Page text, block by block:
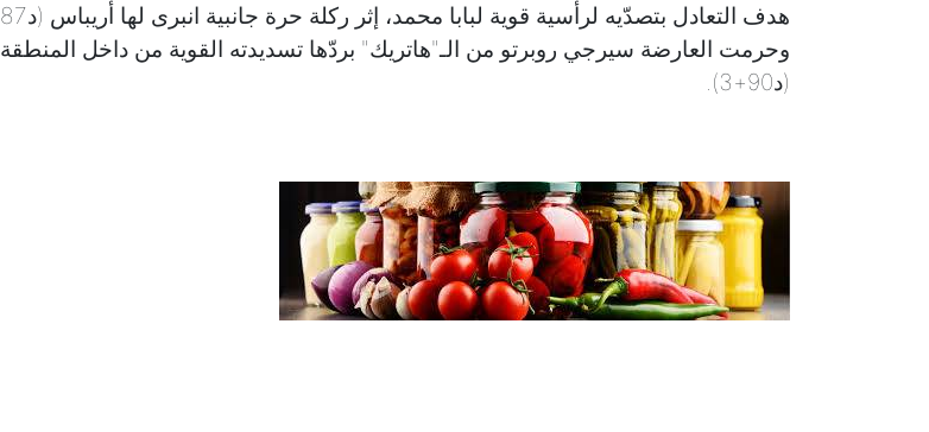
وحرمت العارضة سيرجي روبرتو من الـ"هاتريك" بردّها تسديدته القوية من داخل المنطقة
(د90+3).